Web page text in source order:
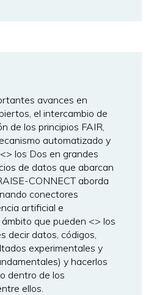
avances en
el intercambio de
de los principios FAIR,
automatizado y
> los Dos en grandes
de datos que abarcan
CONNECT aborda
conectores
artificial e
que pueden <> los
decir datos, códigos,
experimentales y
y hacerlos
dentro de los
ellos.